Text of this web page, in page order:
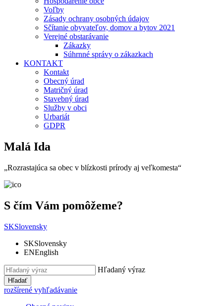
Voľby
Zásady ochrany osobných údajov
Sčítanie obyvateľov, domov a bytov 2021
Verejné obstarávanie
Zákazky
Súhrnné správy o zákazkach
KONTAKT
Kontakt
Obecný úrad
Matričný úrad
Stavebný úrad
Služby v obci
Urbariát
GDPR
Malá Ida
„Rozrastajúca sa obec v blízkosti prírody aj veľkomesta“
S čím Vám pomôžeme?
SKSlovensky
SKSlovensky
ENEnglish
Hľadaný výraz
Hľadať
rozšírené vyhľadávanie